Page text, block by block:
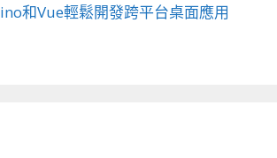
和Vue輕鬆開發跨平台桌面應用